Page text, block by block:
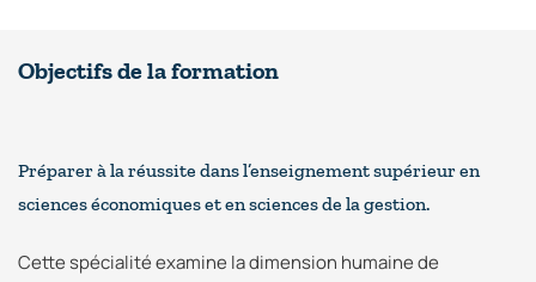
Objectifs de la formation
Préparer à la réussite dans l’enseignement supérieur en
sciences économiques et en sciences de la gestion.
Cette spécialité examine la dimension humaine de